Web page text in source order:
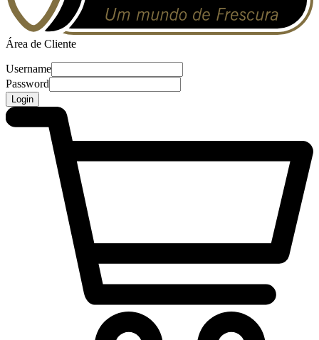
Área de Cliente
Username
Password
Login